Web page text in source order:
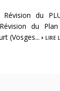
Révision du
du
(Vosges...
LIRE